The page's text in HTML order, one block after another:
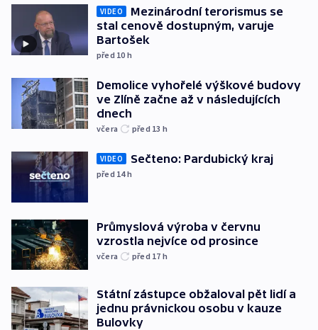
VIDEO
Mezinárodní terorismus se
stal cenově dostupným, varuje
Bartošek
před 10 h
Demolice vyhořelé výškové budovy
ve Zlíně začne až v následujících
dnech
včera před 13 h
VIDEO Sečteno: Pardubický kraj
před 14h
Průmyslová výroba v červnu
vzrostla nejvíce od prosince
včera před 17 h
Státní zástupce obžaloval pět lidí a
jednu právnickou osobu v kauze
Bulovky